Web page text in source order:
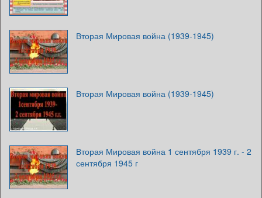
Вторая Мировая война (1939-1945)
Вторая Мировая война (1939-1945)
Вторая Мировая война 1 сентября 1939 г. - 2
сентября 1945 г